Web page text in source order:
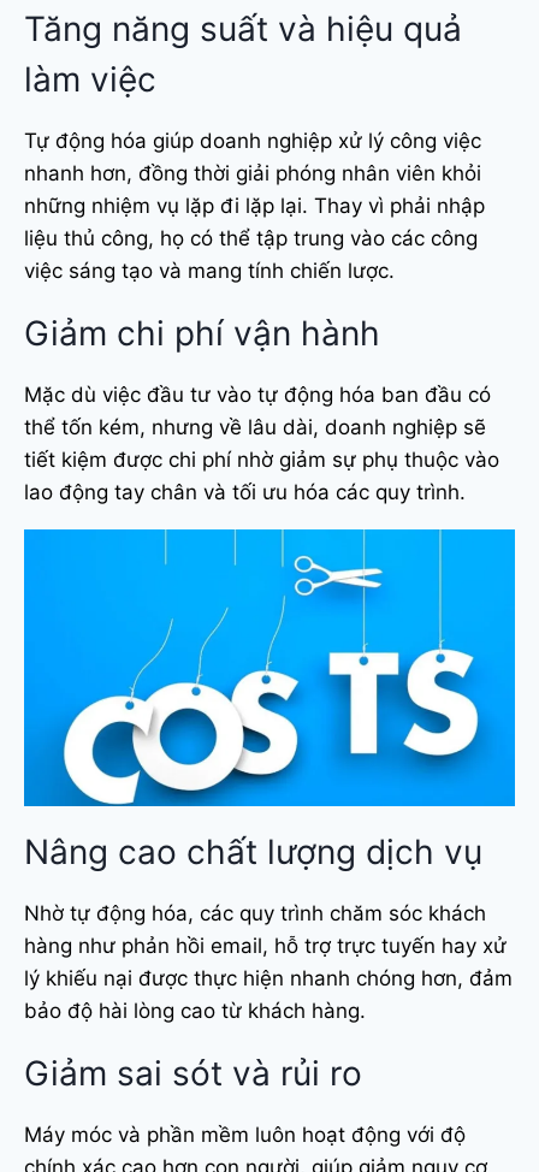
Tăng năng suất và hiệu quả
làm việc
Tự động hóa giúp doanh nghiệp xử lý công việc
nhanh hơn, đồng thời giải phóng nhân viên khỏi
những nhiệm vụ lặp đi lặp lại. Thay vì phải nhập
liệu thủ công, họ có thể tập trung vào các công
việc sáng tạo và mang tính chiến lược.
Giảm chi phí vận hành
Mặc dù việc đầu tư vào tự động hóa ban đầu có
thể tốn kém, nhưng về lâu dài, doanh nghiệp sẽ
tiết kiệm được chi phí nhờ giảm sự phụ thuộc vào
lao động tay chân và tối ưu hóa các quy trình.
Nâng cao chất lượng dịch vụ
Nhờ tự động hóa, các quy trình chăm sóc khách
hàng như phản hồi email, hỗ trợ trực tuyến hay xử
lý khiếu nại được thực hiện nhanh chóng hơn, đảm
bảo độ hài lòng cao từ khách hàng.
Giảm sai sót và rủi ro
Máy móc và phần mềm luôn hoạt động với độ
chính xác cao hơn con người, giúp giảm nguy cơ